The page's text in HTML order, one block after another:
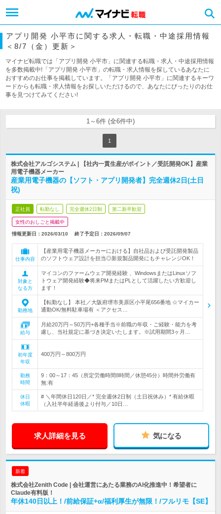
アプリ開発 小平市に関する求人・転職・中途採用情報
＜8/7（金）更新＞
マイナビ転職では「アプリ開発 小平市」に関連する転職・求人・中途採用情報
を多数掲載中!「アプリ開発 小平市」の転職・求人情報を探しているあなたに
おすすめのお仕事を掲載しています。「アプリ開発 小平市」に関連するキーワ
ードからも転職・求人情報をお探しいただけるので、あなたにぴったりのお仕
事を見つけてみてください!
1～6件 (全6件中)
1
株式会社アルゴシステム | 【社内一貫生産がポイント／受託開発OK】産業
用電子機器メーカー
産業用電子機器の【ソフト・アプリ開発者】完全週休2日(土日
祝)
正社員 転勤なし 完全週休2日制 第二新卒歓迎
女性のおしごと掲載中
情報更新日：2026/03/10 終了予定日： 2026/09/07
仕事内容
【産業用電子機器メーカーにおける】自社品および受託開発製品
のソフトウェア設計を担当◎新規製品開発にもチャレンジOK！
対象と
なる方
マイコンのファームウェア開発経験 、WindowsまたはLinuxソフ
トウェア開発経験◆将来PMまたはPLとして活躍したい方歓迎し
ます！
勤務地
【転勤なし】 本社／大阪府堺市美原区小平尾656番地 ☆マイカー
通勤OK/無料駐車場有 ＜アクセス…
給与
月給20万円～50万円+各種手当※前職の年収・ご経験・能力を考
慮し、当社規定に基づき決定いたします。※試用期間3ヶ月…
初年度
年収
400万円～800万円
勤務
時間
9：00～17：45（所定労働時間8時間／休憩45分）時間外労働有
無:有
休日
休暇
# ＼年間休日120日／* 完全週休2日制（土日祝休み）* 有給休暇
（入社半年経過後より付与／10日…
求人詳細を見る 気になる
新着
株式会社Zenith Code | 会社運営にあたる業務のAI化推進中！希望者に
Claude有料版！
年休140日以上！/前給保証+α/福利厚生が無限！/フルリモ【SE】